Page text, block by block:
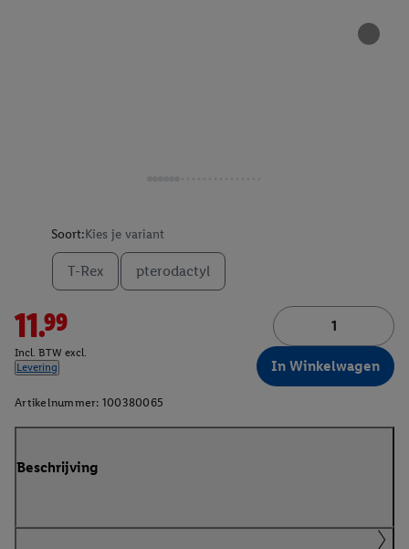
Soort:Kies je variant
T-Rex pterodactyl
11.99
Incl. BTW excl.
Levering
In Winkelwagen
Artikelnummer: 100380065
Beschrijving